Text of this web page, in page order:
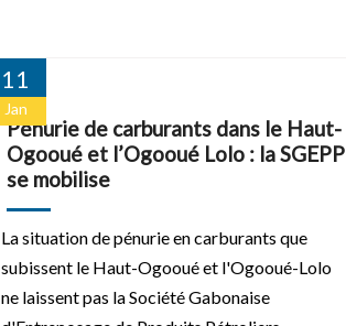
11
Jan
Pénurie de carburants dans le Haut-
Ogooué et l’Ogooué Lolo : la SGEPP
se mobilise
La situation de pénurie en carburants que
subissent le Haut-Ogooué et l'Ogooué-Lolo
ne laissent pas la Société Gabonaise